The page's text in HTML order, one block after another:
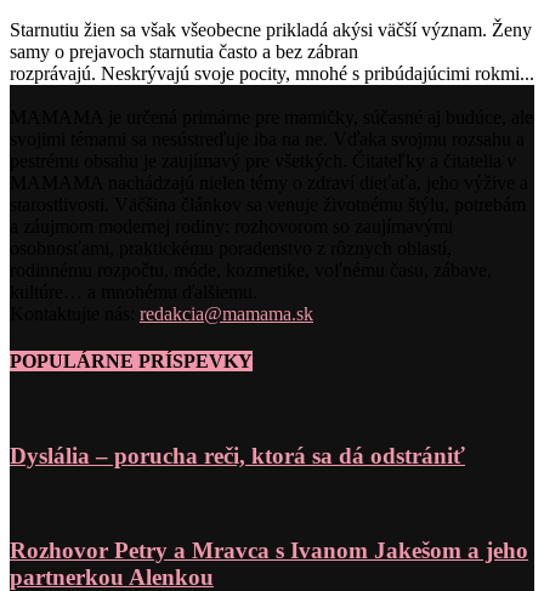
Starnutiu žien sa však všeobecne prikladá akýsi väčší význam. Ženy
samy o prejavoch starnutia často a bez zábran
rozprávajú. Neskrývajú svoje pocity, mnohé s pribúdajúcimi rokmi...
redakcia@mamama.sk
POPULÁRNE PRÍSPEVKY
Dyslália – porucha reči, ktorá sa dá odstrániť
Rozhovor Petry a Mravca s Ivanom Jakešom a jeho
partnerkou Alenkou